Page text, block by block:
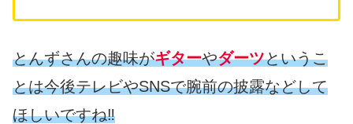
とんずさんの趣味がギターやダーツというこ
とは今後テレビやSNSで腕前の披露などして
ほしいですね‼